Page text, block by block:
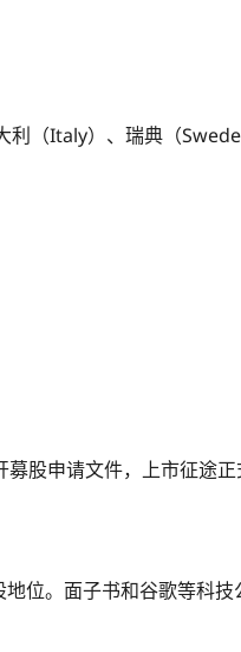
（Italy）、瑞典（
股申请文件，上市征途正
。面子书和谷歌等科技